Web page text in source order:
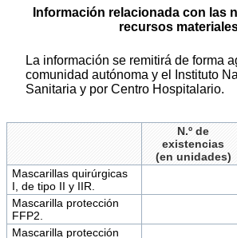
Información relacionada con las
recursos
La información se remitirá de forma
comunidad autónoma y el Instituto
Sanitaria y por Centro Hospitalario.
N.º de
existencias
(en unidades)
Mascarillas quirúrgicas
I, de tipo II y IIR.
Mascarilla protección
FFP2.
Mascarilla protección